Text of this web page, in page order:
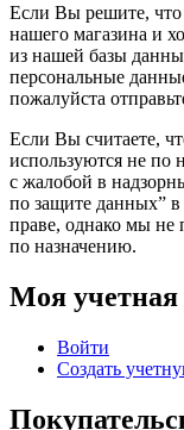
Если Вы решите, что
нашего магазина и
из нашей базы
персональные
пожалуйста
Если Вы считаете,
используются не по
с жалобой в
по защите данных”
праве, однако мы не
по назначению.
Моя учетная
Войти
Создать